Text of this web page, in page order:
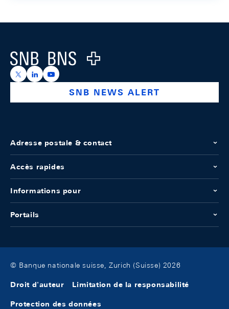
Logo
https://x.com/snb_bns
https://ch.linkedin.com/company/swiss-national-
https://www.youtube.com/@swissnationalbank
SNB NEWS ALERT
Adresse postale & contact
Accès rapides
Informations pour
Portails
© Banque nationale suisse, Zurich (Suisse) 2026
Droit d'auteur Limitation de la responsabilité
Protection des données